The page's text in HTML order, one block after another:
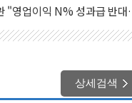
"영업이익 N% 성과급 반
리뷰, 미 주가선물 AI주 차
에 최고…美 고용 둔화·호르
동 긴장 완화에 실적 호조
상세검색